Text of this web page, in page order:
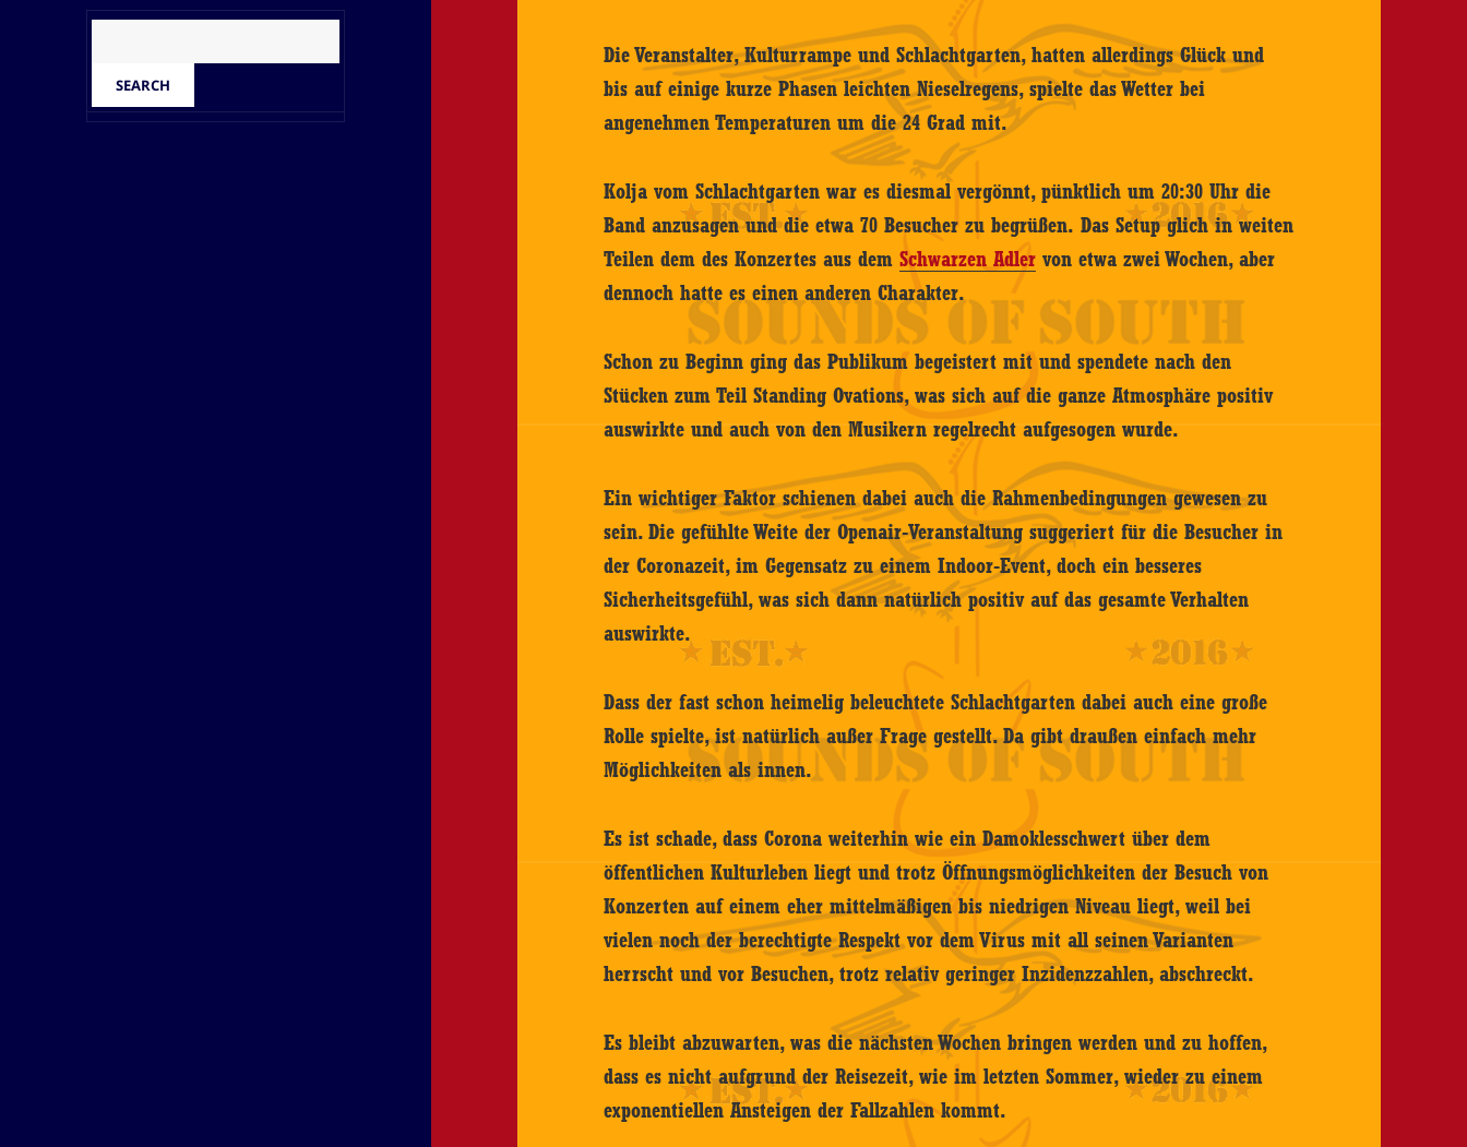
Die Veranstalter, Kulturrampe und Schlachtgarten, hatten allerdings Glück und
bis auf einige kurze Phasen leichten Nieselregens, spielte das Wetter bei
angenehmen Temperaturen um die 24 Grad mit.
Kolja vom Schlachtgarten war es diesmal vergönnt, pünktlich um 20:30 Uhr die
Band anzusagen und die etwa 70 Besucher zu begrüßen. Das Setup glich in weiten
Teilen dem des Konzertes aus demSchwarzen Adler von etwa zwei Wochen, aber
dennoch hatte es einen anderen Charakter.
Schon zu Beginn ging das Publikum begeistert mit und spendete nach den
Stücken zum Teil Standing Ovations, was sich auf die ganze Atmosphäre positiv
auswirkte und auch von den Musikern regelrecht aufgesogen wurde.
Ein wichtiger Faktor schienen dabei auch die Rahmenbedingungen gewesen zu
sein. Die gefühlte Weite der Openair-Veranstaltung suggeriert für die Besucher in
der Coronazeit, im Gegensatz zu einem Indoor-Event, doch ein besseres
Sicherheitsgefühl, was sich dann natürlich positiv auf das gesamte Verhalten
auswirkte.
Dass der fast schon heimelig beleuchtete Schlachtgarten dabei auch eine große
Rolle spielte, ist natürlich außer Frage gestellt. Da gibt draußen einfach mehr
Möglichkeiten als innen.
Es ist schade, dass Corona weiterhin wie ein Damoklesschwert über dem
öffentlichen Kulturleben liegt und trotz Öffnungsmöglichkeiten der Besuch von
Konzerten auf einem eher mittelmäßigen bis niedrigen Niveau liegt, weil bei
vielen noch der berechtigte Respekt vor dem Virus mit all seinen Varianten
herrscht und vor Besuchen, trotz relativ geringer Inzidenzzahlen, abschreckt.
Es bleibt abzuwarten, was die nächsten Wochen bringen werden und zu hoffen,
dass es nicht aufgrund der Reisezeit, wie im letzten Sommer, wieder zu einem
exponentiellen Ansteigen der Fallzahlen kommt.